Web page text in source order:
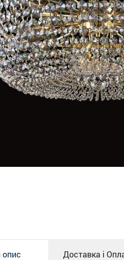
опис Доставка і